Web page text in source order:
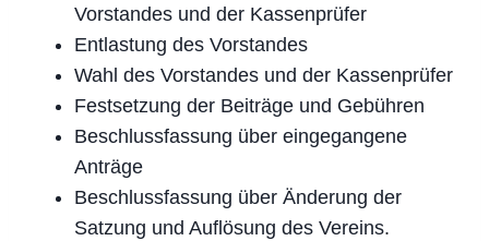
Vorstandes und der Kassenprüfer
Entlastung des Vorstandes
Wahl des Vorstandes und der Kassenprüfer
Festsetzung der Beiträge und Gebühren
Beschlussfassung über eingegangene
Anträge
Beschlussfassung über Änderung der
Satzung und Auflösung des Vereins.